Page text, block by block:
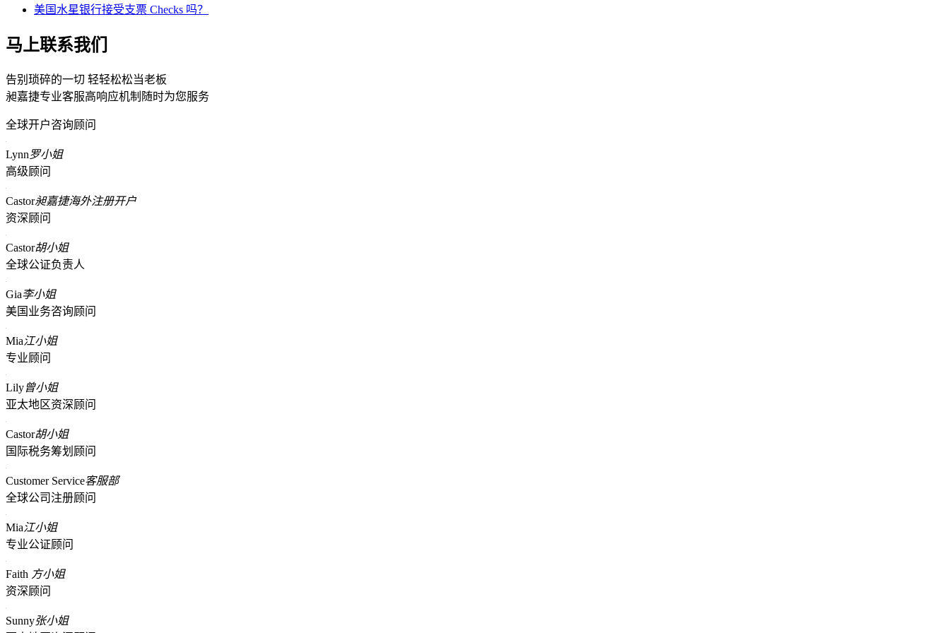
美国水星银行接受支票 Checks 吗？
马上联系我们
告别琐碎的一切 轻轻松松当老板
昶嘉捷专业客服高响应机制随时为您服务
全球开户咨询顾问
Lynn罗小姐
高级顾问
Castor昶嘉捷海外注册开户
资深顾问
Castor胡小姐
全球公证负责人
Gia李小姐
美国业务咨询顾问
Mia江小姐
专业顾问
Lily曾小姐
亚太地区资深顾问
Castor胡小姐
国际税务筹划顾问
Customer Service客服部
全球公司注册顾问
Mia江小姐
专业公证顾问
Faith 方小姐
资深顾问
Sunny张小姐